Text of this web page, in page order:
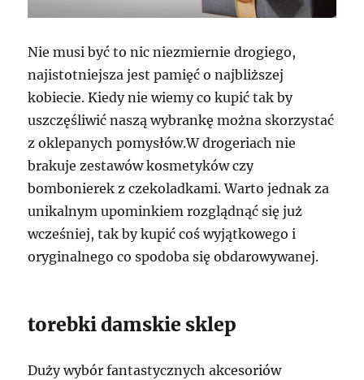
Nie musi być to nic niezmiernie drogiego,
najistotniejsza jest pamięć o najbliższej
kobiecie. Kiedy nie wiemy co kupić tak by
uszczęśliwić naszą wybrankę można skorzystać
z oklepanych pomysłów.W drogeriach nie
brakuje zestawów kosmetyków czy
bombonierek z czekoladkami. Warto jednak za
unikalnym upominkiem rozglądnąć się już
wcześniej, tak by kupić coś wyjątkowego i
oryginalnego co spodoba się obdarowywanej.
torebki damskie sklep
Duży wybór fantastycznych akcesoriów